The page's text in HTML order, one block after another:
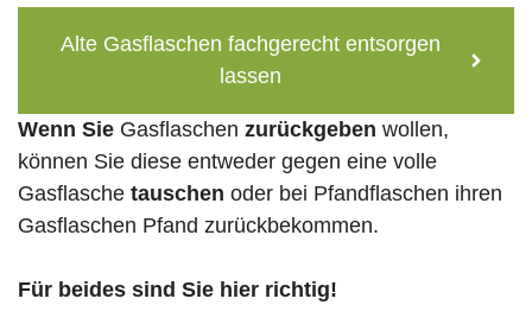
Alte Gasflaschen fachgerecht entsorgen
lassen
Wenn Sie Gasflaschen zurückgeben wollen,
können Sie diese entweder gegen eine volle
Gasflasche tauschen oder bei Pfandflaschen ihren
Gasflaschen Pfand zurückbekommen.
Für beides sind Sie hier richtig!